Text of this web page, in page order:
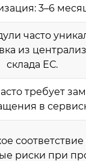
3–6
часто
из
склада ЕС.
требует
в
соответствие
риски при